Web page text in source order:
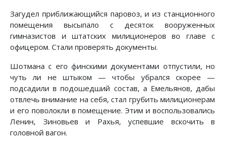
Загудел приближающийся паровоз, и из станционного
помещения высыпало с десяток вооруженных
гимназистов и штатских милиционеров во главе с
офицером. Стали проверять документы.
Шотмана с его финскими документами отпустили, но
чуть ли не штыком — чтобы убрался скорее —
подсадили в подошедший состав, а Емельянов, дабы
отвлечь внимание на себя, стал грубить милиционерам
и его поволокли в помещение. Этим и воспользовались
Ленин, Зиновьев и Рахья, успевшие вскочить в
головной вагон.